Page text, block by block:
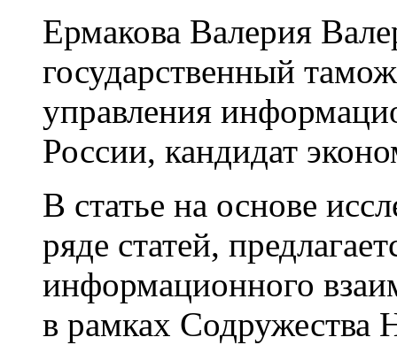
Ермакова Валерия
государственный
управления
России, кандидат
В статье на основе
ряде статей,
информационного
в рамках Содружества